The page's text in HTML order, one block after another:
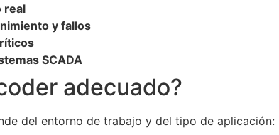
real
y fallos
SCADA
adecuado?
del entorno de trabajo y del tipo de aplicación: